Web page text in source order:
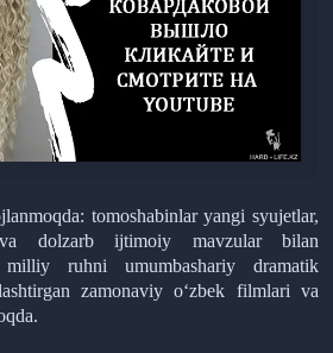
tomoshabinlar yangi syujetlar,
dolzarb ijtimoiy mavzular bilan
milliy ruhni umumbashariy dramatik
zamonaviy o‘zbek filmlari va